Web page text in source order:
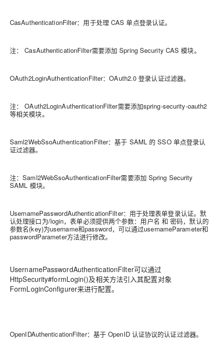
CasAuthenticationFilter：用于处理 CAS 单点登录认证。
注： CasAuthenticationFilter需要添加 Spring Security CAS 模块。
OAuth2LoginAuthenticationFilter：OAuth2.0 登录认证过滤器。
注： OAuth2LoginAuthenticationFilter需要添加spring-security-oauth2
等相关模块。
Saml2WebSsoAuthenticationFilter：基于 SAML 的 SSO 单点登录认
证过滤器。
注：Saml2WebSsoAuthenticationFilter需要添加 Spring Security
SAML 模块。
UsernamePasswordAuthenticationFilter：用于处理表单登录认证。默
认处理接口为/login，表单必须提供两个参数：用户名 和 密码，默认的
参数名(key)为username和password，可以通过usernameParameter和
passwordParameter方法进行修改。
UsernamePasswordAuthenticationFilter可以通过
HttpSecurity#formLogin()及相关方法引入其配置对象
FormLoginConfigurer来进行配置。
OpenIDAuthenticationFilter：基于 OpenID 认证协议的认证过滤器。